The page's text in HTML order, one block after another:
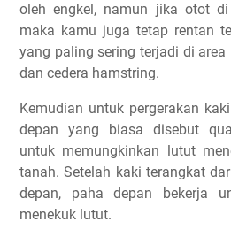
oleh engkel, namun jika otot
maka kamu juga tetap rentan
yang paling sering terjadi di
dan cedera hamstring.
Kemudian untuk pergerakan
depan yang biasa disebut
untuk memungkinkan lutut
tanah. Setelah kaki terangkat
depan, paha depan bekerja
menekuk lutut.